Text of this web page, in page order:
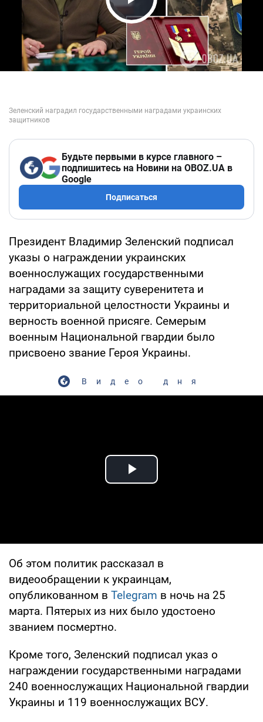
Play Video
Будьте первыми в курсе главного –
подпишитесь на Новини на OBOZ.UA в
Google
Подписаться
Президент Владимир Зеленский подписал
указы о награждении украинских
военнослужащих государственными
наградами за защиту суверенитета и
территориальной целостности Украины и
верность военной присяге. Семерым
военным Национальной гвардии было
присвоено звание Героя Украины.
Видео дня
Play Video
Об этом политик рассказал в
видеообращении к украинцам,
опубликованном в Telegram в ночь на 25
марта. Пятерых из них было удостоено
званием посмертно.
Кроме того, Зеленский подписал указ о
награждении государственными наградами
240 военнослужащих Национальной гвардии
Украины и 119 военнослужащих ВСУ.